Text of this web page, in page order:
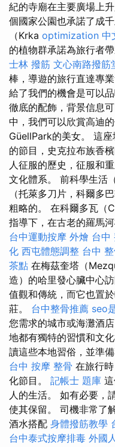
紀的寺廟在主要廣場上升
個國家公園也承諾了成
（Krka optimization 中
的植物群承諾為旅行者
士林 撥筋 文心南路撥筋
棒，導遊的旅行直達專
給了我們的機會是可以
徹底的配飾，背景信息
中，我們可以欣賞高迪
GüellPark的美女。 這
的節目，史克拉布族香
人征服的歷史，征服和
文化體系。 前科學生活
（托萊多刀片，科爾多
粗略的。 在科爾多瓦（
指導下，在古老的羅馬
台中運動按摩 外燴 台中
化 西屯體態調整 台中
茶點 在梅茲奎塔（
造）的哈里發心臟中心
值觀和傳統，而它也置
莊。 台中整骨推薦 seo
您需求的城市或海灘酒店
地都有獨特的習慣和文化
讀這些本地習俗，並準
台中 按摩 整骨 在旅行
化節目。 記帳士 題庫
人的生活。 如有必要，
使其保留。 司機非常了
酒水搭配 身體撥筋教學
台中泰式按摩排毒 外國